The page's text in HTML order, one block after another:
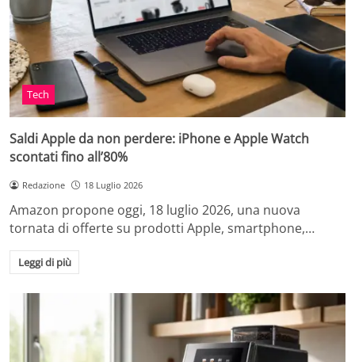
Tech
Saldi Apple da non perdere: iPhone e Apple Watch
scontati fino all’80%
Redazione 18 Luglio 2026
Amazon propone oggi, 18 luglio 2026, una nuova
tornata di offerte su prodotti Apple, smartphone,…
Leggi di più